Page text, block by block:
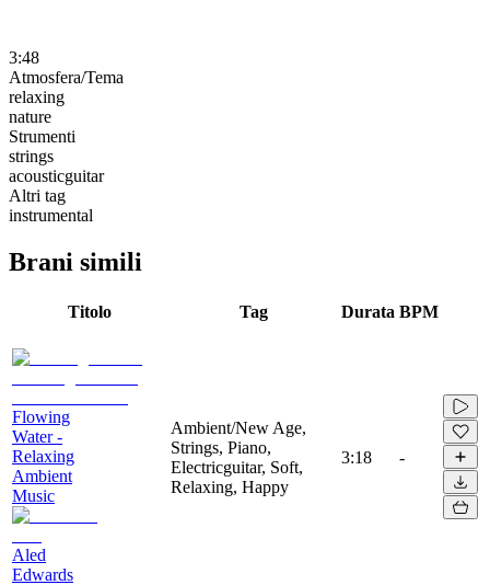
3:48
Atmosfera/Tema
relaxing
nature
Strumenti
strings
acousticguitar
Altri tag
instrumental
Brani simili
Titolo Tag Durata BPM
Flowing
Water -
Relaxing
Ambient
Music
Aled
Edwards
Ambient/New Age,
Strings, Piano,
Electricguitar, Soft,
Relaxing, Happy
3:18 -